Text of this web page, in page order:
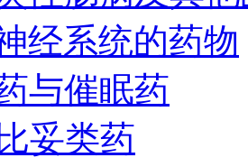
经系统的药物
与催眠药
妥类药